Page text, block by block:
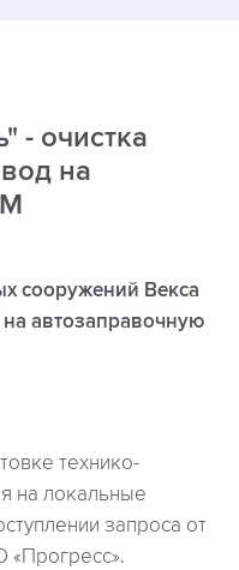
- очистка
на
сооружений Векса
автозаправочную
технико-
на локальные
запроса от
«Прогресс».